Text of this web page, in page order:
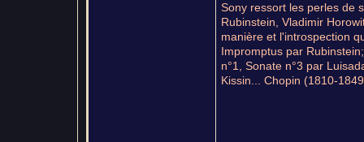
Sony ressort les perles de
Rubinstein, Vladimir
manière et l'introspection
Impromptus par
n°1, Sonate n°3 par
Kissin... Chopin (1810-